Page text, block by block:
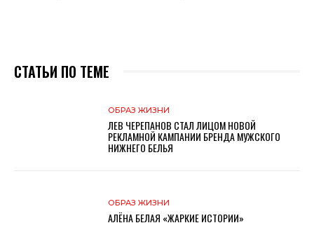
СТАТЬИ ПО ТЕМЕ
ОБРАЗ ЖИЗНИ
ЛЕВ ЧЕРЕПАНОВ СТАЛ ЛИЦОМ НОВОЙ
РЕКЛАМНОЙ КАМПАНИИ БРЕНДА МУЖСКОГО
НИЖНЕГО БЕЛЬЯ
ОБРАЗ ЖИЗНИ
АЛЁНА БЕЛАЯ «ЖАРКИЕ ИСТОРИИ»